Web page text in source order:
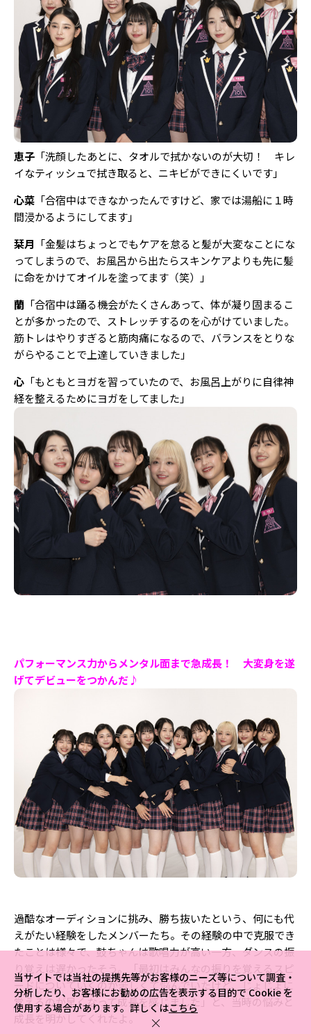
恵子 「洗顔したあとに、タオルで拭かないのが大切！ キレ
イなティッシュで拭き取ると、ニキビができにくいです」
心菜 「合宿中はできなかったんですけど、家では湯船に１時
間浸かるようにしてます」
栞月 「金髪はちょっとでもケアを怠ると髪が大変なことにな
ってしまうので、お風呂から出たらスキンケアよりも先に髪
に命をかけてオイルを塗ってます（笑）」
蘭 「合宿中は踊る機会がたくさんあって、体が凝り固まるこ
とが多かったので、ストレッチするのを心がけていました。
筋トレはやりすぎると筋肉痛になるので、バランスをとりな
がらやることで上達していきました」
心 「もともとヨガを習っていたので、お風呂上がりに自律神
経を整えるためにヨガをしてました」
パフォーマンス力からメンタル面まで急成長！ 大変身を遂
げてデビューをつかんだ♪
過酷なオーディションに挑み、勝ち抜いたという、何にも代
えがたい経験をしたメンバーたち。その経験の中で克服でき
たことは様々で、鼓ちゃんは歌唱力が高い一方、ダンスの振
り覚えは遅かったそう。「最初はみんなの振りを覚えるスピ
ードについていくのが苦しくて悩んでいたけど、じょじょに
覚えるのが早くなって成長を感じました」と、当時の悩みと
成長を明かしてくれたよ。
当サイトでは当社の提携先等がお客様のニーズ等について調査・
分析したり、お客様にお勧めの広告を表示する目的で Cookie を
使用する場合があります。詳しくはこちら